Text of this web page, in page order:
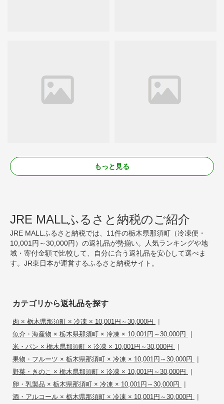
もっと見る
JRE MALLふるさと納税のご紹介
JRE MALLふるさと納税では、11件の栃木県那須町（冷凍便・
10,001円～30,000円）の返礼品が勢揃い。人気ランキングや地
域・寄付金額で比較して、自分に合う返礼品を安心して選べま
す。JR東日本が運営するふるさと納税サイト。
カテゴリから返礼品を探す
肉 × 栃木県那須町 × 冷凍 × 10,001円～30,000円 |
魚介・海産物 × 栃木県那須町 × 冷凍 × 10,001円～30,000円 |
米・パン × 栃木県那須町 × 冷凍 × 10,001円～30,000円 |
果物・フルーツ × 栃木県那須町 × 冷凍 × 10,001円～30,000円 |
野菜・きのこ × 栃木県那須町 × 冷凍 × 10,001円～30,000円 |
卵・乳製品 × 栃木県那須町 × 冷凍 × 10,001円～30,000円 |
酒・アルコール × 栃木県那須町 × 冷凍 × 10,001円～30,000円 |